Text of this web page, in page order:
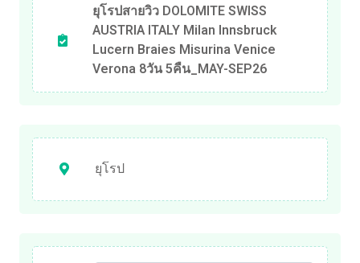
ยุโรปสายวิว DOLOMITE SWISS
AUSTRIA ITALY Milan Innsbruck
Lucern Braies Misurina Venice
Verona 8วัน 5คืน_MAY-SEP26
ยุโรป